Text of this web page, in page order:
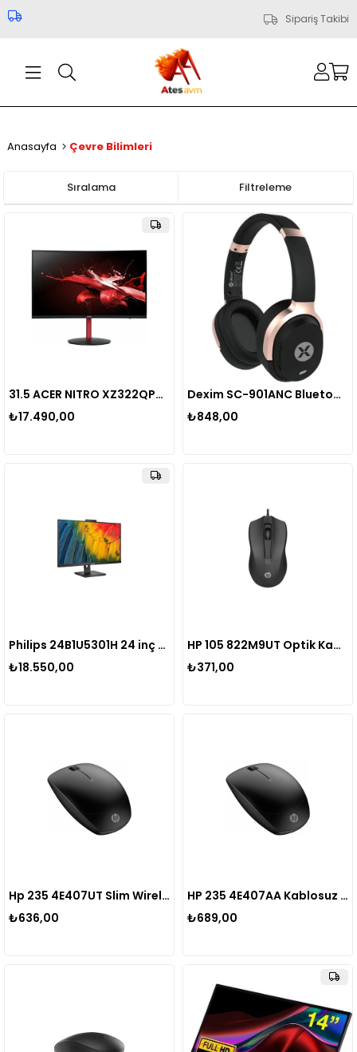
Sipariş Takibi
Anasayfa Çevre Bilimleri
Filtreleme
Sıralama
31.5 ACER NITRO XZ322QPbmiiphx 1920x1080 LED 4MS 165HZ FREESYNC 1xDP 2xHDMI ZEROFRAME CURVED BLACK MONITOR
₺17.490,00
Dexim SC-901ANC Bluetooth Kablosuz Kafaüstü Kulaklık Siyah DBT005
₺848,00
Philips 24B1U5301H 24 inç Full HD monitör, 5 MP web kamerası, yüksekliği ayarlanabilir, hoparlör (1920 x 1080, 75 Hz, HDMI, DisplayPort, USB-C, RJ45, USB Hub) siyah
₺18.550,00
HP 105 822M9UT Optik Kablolu Mouse
₺371,00
Hp 235 4E407UT Slim Wireless Optik Mouse
₺636,00
HP 235 4E407AA Kablosuz Mouse
₺689,00